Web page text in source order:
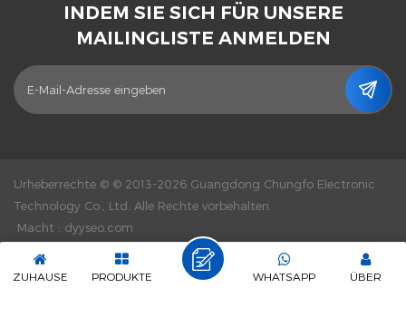
INDEM SIE SICH FÜR UNSERE
MAILINGLISTE ANMELDEN
Urheberrechte © © 2013-2026 Guangdong Chungfo Electronic
Technology Co., Ltd. Alle Rechte vorbehalten.
Macht : dyyseo.com
Datenschutz-Bestimmungen
Netzwerk unterstützt
ZUHAUSE PRODUKTE ÜBER
WHATSAPP